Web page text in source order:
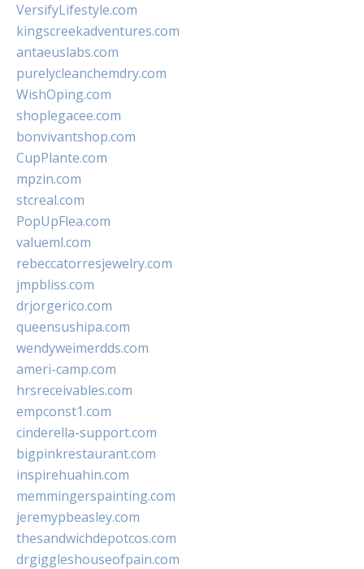
VersifyLifestyle.com
kingscreekadventures.com
antaeuslabs.com
purelycleanchemdry.com
WishOping.com
shoplegacee.com
bonvivantshop.com
CupPlante.com
mpzin.com
stcreal.com
PopUpFlea.com
valueml.com
rebeccatorresjewelry.com
jmpbliss.com
drjorgerico.com
queensushipa.com
wendyweimerdds.com
ameri-camp.com
hrsreceivables.com
empconst1.com
cinderella-support.com
bigpinkrestaurant.com
inspirehuahin.com
memmingerspainting.com
jeremypbeasley.com
thesandwichdepotcos.com
drgiggleshouseofpain.com